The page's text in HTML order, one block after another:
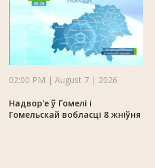
02:00 PM | August 7 | 2026
Надвор'е ў Гомелі і
Гомельскай вобласці 8 жніўня